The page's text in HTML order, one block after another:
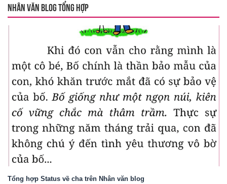
NHÂN VĂN BLOG TỔNG HỢP
Tổng hợp Status về cha trên Nhân văn blog